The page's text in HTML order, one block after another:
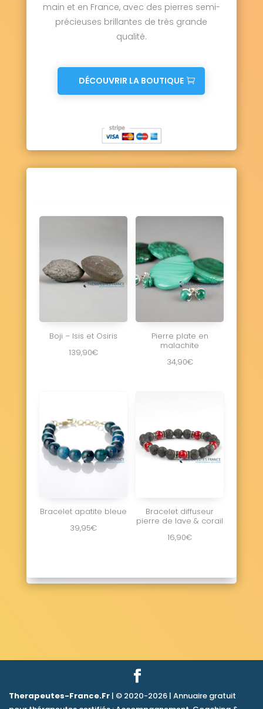
main et en France, avec des pierres semi-
précieuses brillantes de très grande
qualité.
DÉCOUVRIR LA BOUTIQUE
Boji – Isis et Osiris
139,90€
Pierre plate en
malachite
34,90€
Bracelet apatite bleue
39,95€
Bracelet diffuseur
pierre de lave & corail
16,90€
Therapeutes-France.Fr | © 2020-2026 | Annuaire gratuit